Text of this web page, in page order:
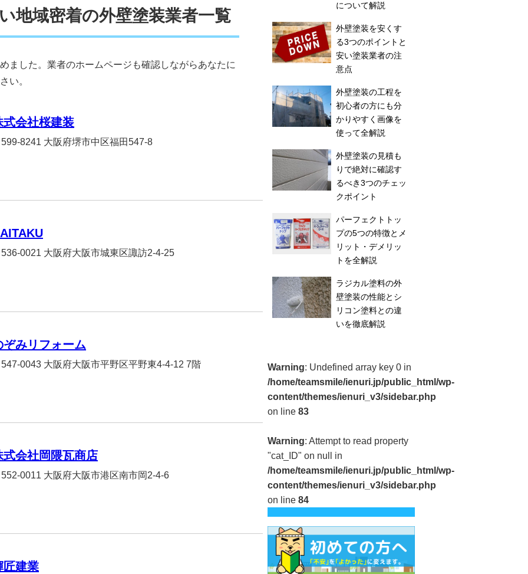
地域密着の外壁塗装業者一覧
ました。業者のホームページも確認しながらあなたに
い。
式会社桜建装
8241 大阪府堺市中区福田547-8
0021 大阪府大阪市城東区諏訪2-4-25
ぞみリフォーム
0043 大阪府大阪市平野区平野東4-4-12 7階
式会社岡隈瓦商店
0011 大阪府大阪市港区南市岡2-4-6
匠建業
について解説
外壁塗装を安くす
る3つのポイントと
安い塗装業者の注
意点
外壁塗装の工程を
初心者の方にも分
かりやすく画像を
使って全解説
外壁塗装の見積も
りで絶対に確認す
るべき3つのチェッ
クポイント
パーフェクトトッ
プの5つの特徴とメ
リット・デメリッ
トを全解説
ラジカル塗料の外
壁塗装の性能とシ
リコン塗料との違
いを徹底解説
Warning: Undefined array key 0 in
/home/teamsmile/ienuri.jp/public_html/wp-
content/themes/ienuri_v3/sidebar.php
on line83
Warning: Attempt to read property
"cat_ID" on null in
/home/teamsmile/ienuri.jp/public_html/wp-
content/themes/ienuri_v3/sidebar.php
on line84